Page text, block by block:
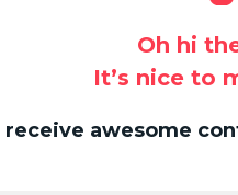
Oh hi
It’s nice to
receive awesome